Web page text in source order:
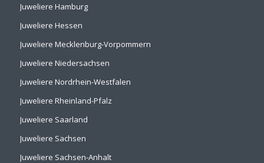
Juweliere Hamburg
Juweliere Hessen
Juweliere Mecklenburg-Vorpommern
Juweliere Niedersachsen
Juweliere Nordrhein-Westfalen
Juweliere Rheinland-Pfalz
Juweliere Saarland
Juweliere Sachsen
Juweliere Sachsen-Anhalt